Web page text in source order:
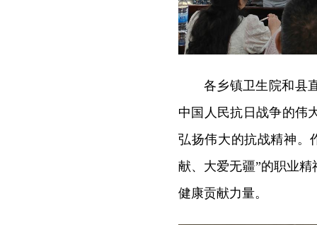
各乡镇卫生院和县
中国人民抗日战争的伟
弘扬伟大的抗战精神。
献、大爱无疆”的职业
健康贡献力量。